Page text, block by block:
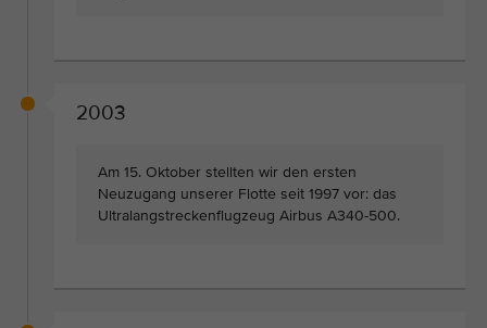
2003
Am 15. Oktober stellten wir den ersten
Neuzugang unserer Flotte seit 1997 vor: das
Ultralangstreckenflugzeug Airbus A340-500.